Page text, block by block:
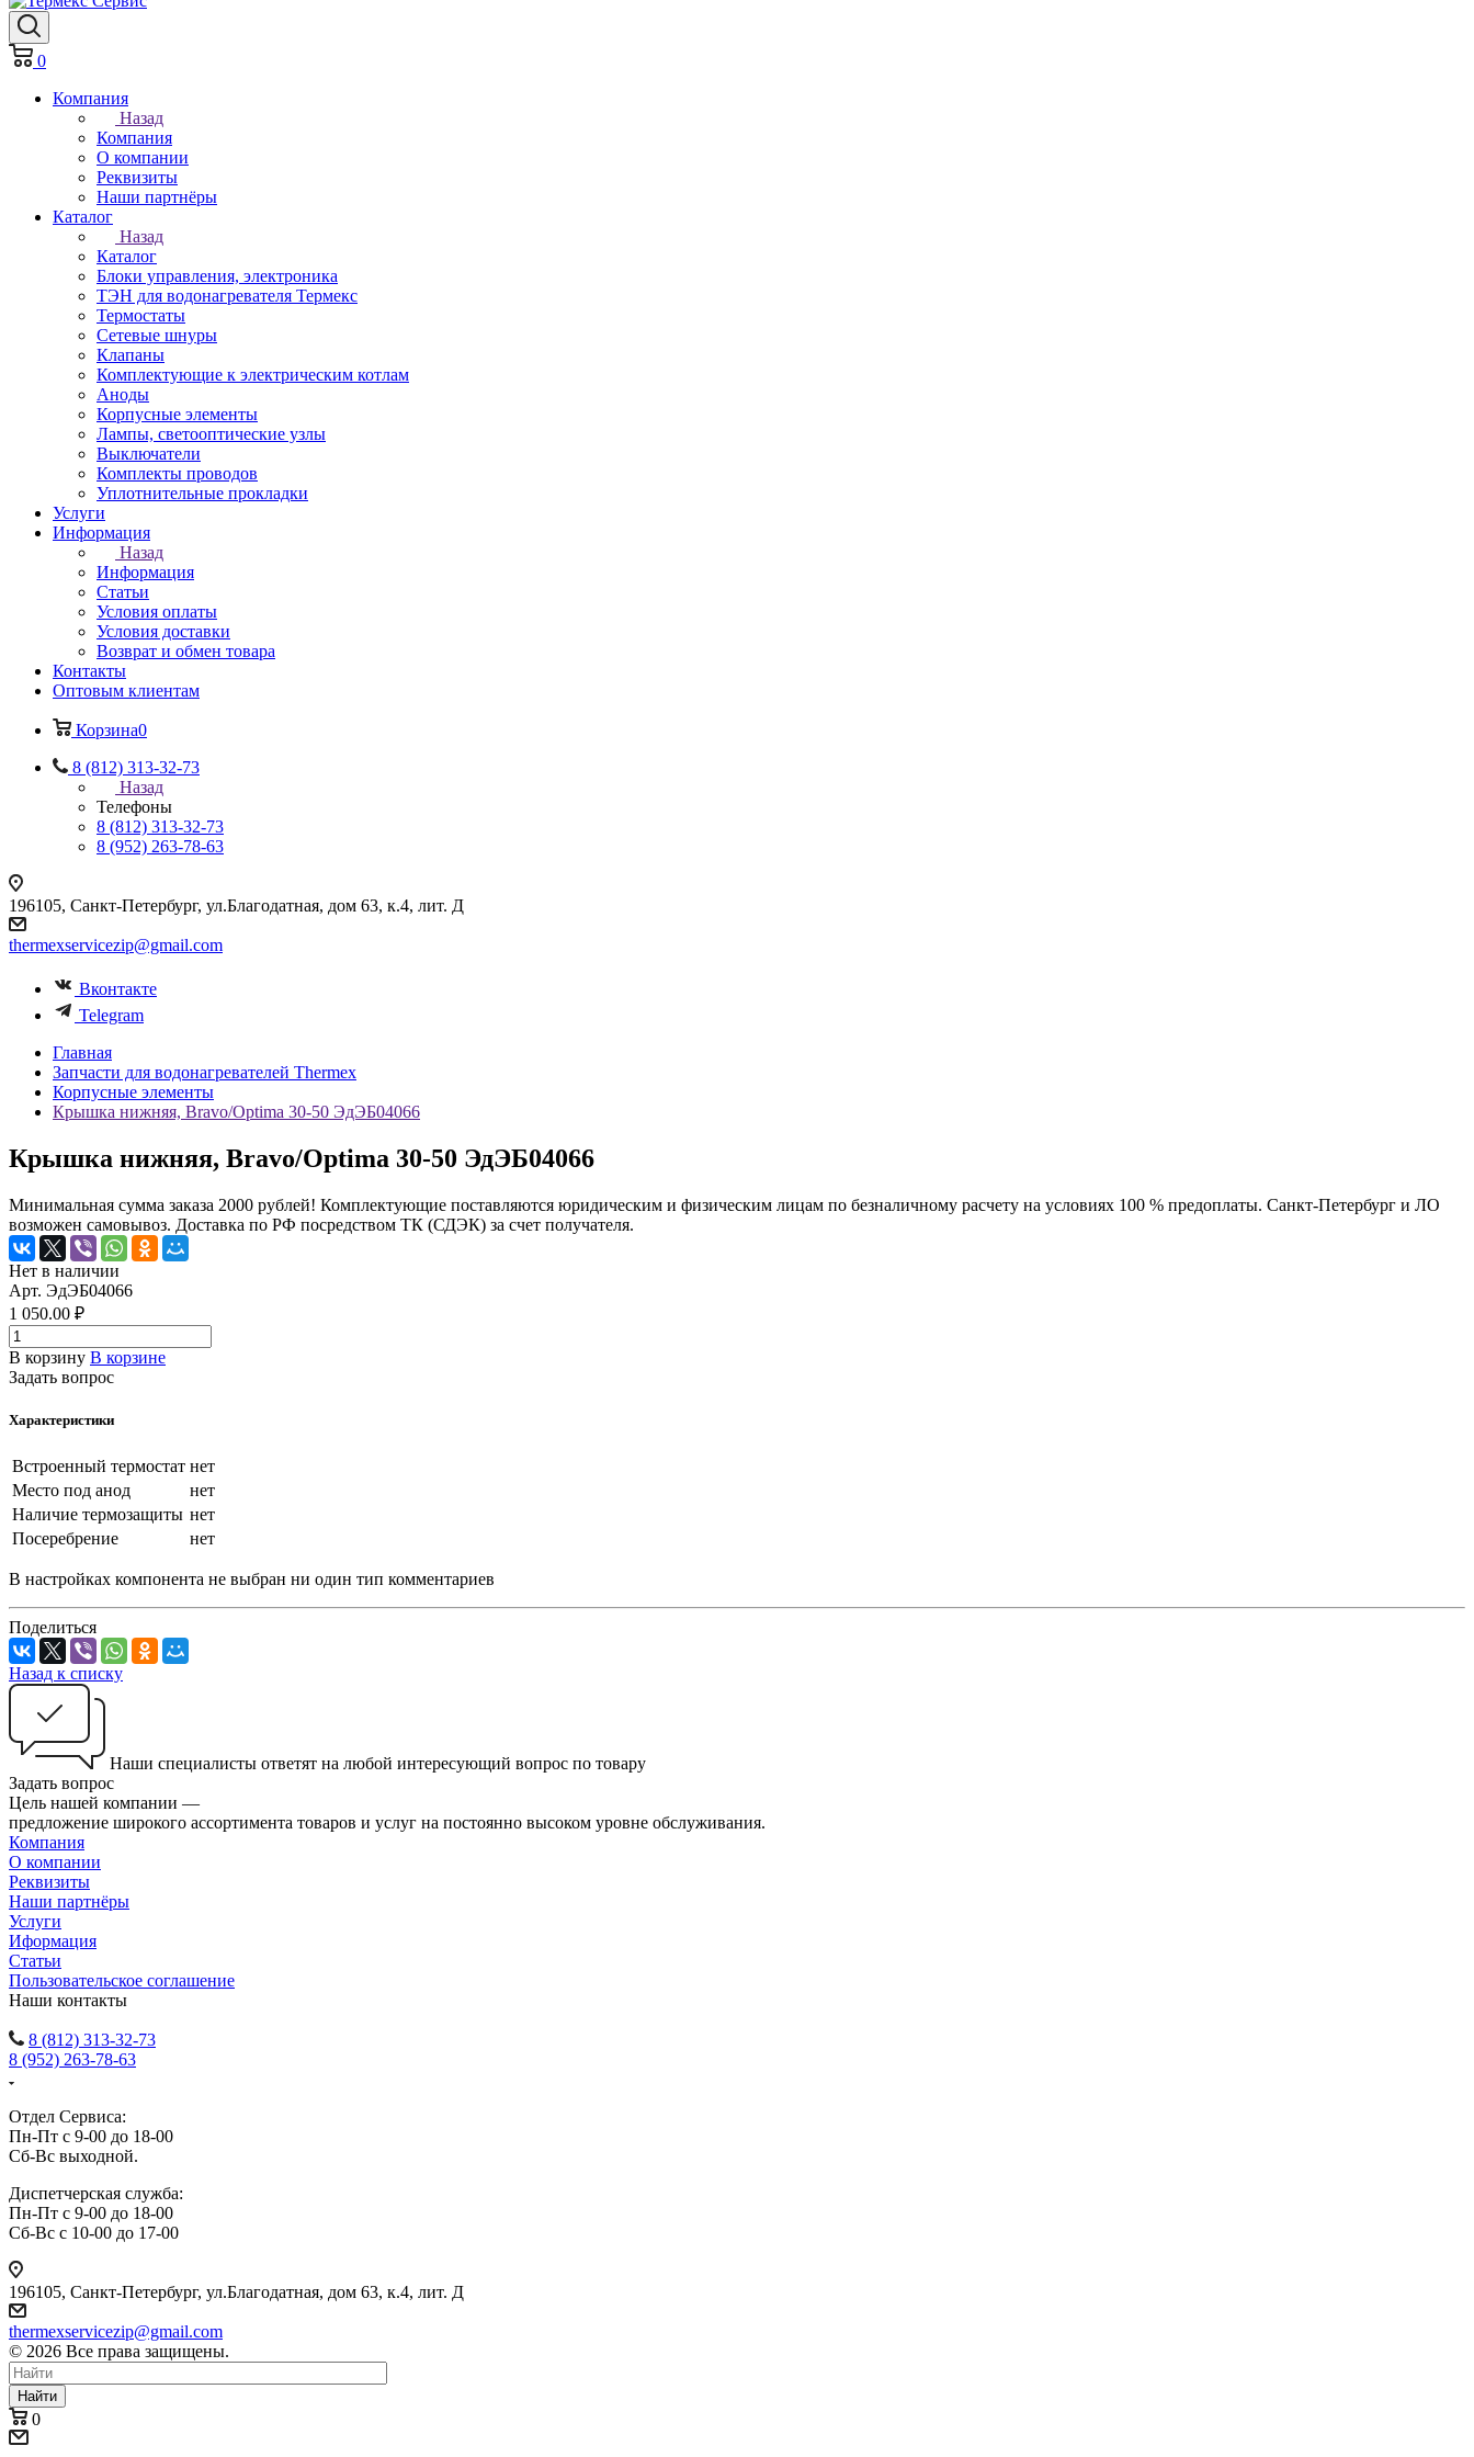
0
Компания
Назад
Компания
О компании
Реквизиты
Наши партнёры
Каталог
Назад
Каталог
Блоки управления, электроника
ТЭН для водонагревателя Термекс
Термостаты
Сетевые шнуры
Клапаны
Комплектующие к электрическим котлам
Аноды
Корпусные элементы
Лампы, светооптические узлы
Выключатели
Комплекты проводов
Уплотнительные прокладки
Услуги
Информация
Назад
Информация
Статьи
Условия оплаты
Условия доставки
Возврат и обмен товара
Контакты
Оптовым клиентам
Корзина0
8 (812) 313-32-73
Назад
Телефоны
8 (812) 313-32-73
8 (952) 263-78-63
196105, Санкт-Петербург, ул.Благодатная, дом 63, к.4, лит. Д
thermexservicezip@gmail.com
Вконтакте
Telegram
Главная
Запчасти для водонагревателей Thermex
Корпусные элементы
Крышка нижняя, Bravo/Optima 30-50 ЭдЭБ04066
Крышка нижняя, Bravo/Optima 30-50 ЭдЭБ04066
Минимальная сумма заказа 2000 рублей! Комплектующие поставляются юридическим и физическим лицам по безналичному расчету на условиях 100 % предоплаты. Санкт-Петербург и ЛО
возможен самовывоз. Доставка по РФ посредством ТК (СДЭК) за счет получателя.
Нет в наличии
Арт. ЭдЭБ04066
1 050.00 ₽
В корзину В корзине
Задать вопрос
Характеристики
Встроенный термостат нет
Место под анод
нет
Наличие термозащиты нет
Посеребрение
нет
В настройках компонента не выбран ни один тип комментариев
Поделиться
Назад к списку
Наши специалисты ответят на любой интересующий вопрос по товару
Задать вопрос
Цель нашей компании —
предложение широкого ассортимента товаров и услуг на постоянно высоком уровне обслуживания.
Компания
О компании
Реквизиты
Наши партнёры
Услуги
Иформация
Статьи
Пользовательское соглашение
Наши контакты
8 (812) 313-32-73
8 (952) 263-78-63
Отдел Сервиса:
Пн-Пт с 9-00 до 18-00
Сб-Вс выходной.
Диспетчерская служба:
Пн-Пт с 9-00 до 18-00
Сб-Вс с 10-00 до 17-00
196105, Санкт-Петербург, ул.Благодатная, дом 63, к.4, лит. Д
thermexservicezip@gmail.com
© 2026 Все права защищены.
Найти
0